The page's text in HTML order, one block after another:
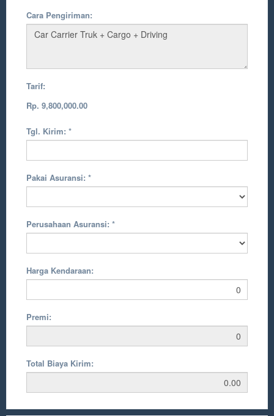
Cara Pengiriman:
Tarif:
Rp. 9,800,000.00
Tgl. Kirim: *
Pakai Asuransi: *
Perusahaan Asuransi: *
Harga Kendaraan:
Premi:
Total Biaya Kirim: